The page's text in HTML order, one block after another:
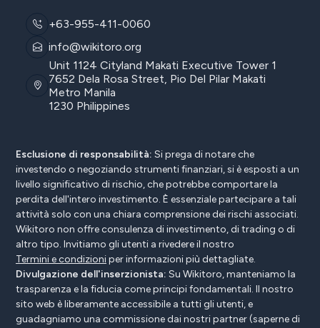
+63-955-411-0060
info@wikitoro.org
Unit 1124 Cityland Makati Executive Tower 1
7652 Dela Rosa Street, Pio Del Pilar Makati
Metro Manila
1230 Philippines
Esclusione di responsabilità: Si prega di notare che
investendo o negoziando strumenti finanziari, si è esposti a un
livello significativo di rischio, che potrebbe comportare la
perdita dell'intero investimento. È essenziale partecipare a tali
attività solo con una chiara comprensione dei rischi associati.
Wikitoro non offre consulenza di investimento, di trading o di
altro tipo. Invitiamo gli utenti a rivedere il nostro
Termini e condizioniper informazioni più dettagliate.
Divulgazione dell'inserzionista: Su Wikitoro, manteniamo la
trasparenza e la fiducia come principi fondamentali. Il nostro
sito web è liberamente accessibile a tutti gli utenti, e
guadagniamo una commissione dai nostri partner (saperne di